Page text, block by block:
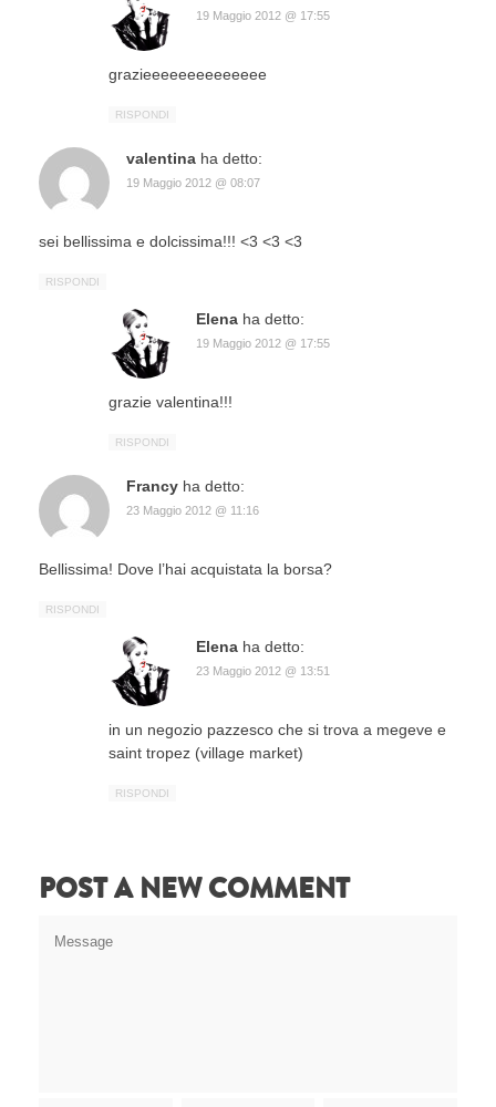
19 Maggio 2012 @ 17:55
grazieeeeeeeeeeeeee
RISPONDI
valentina ha detto:
19 Maggio 2012 @ 08:07
sei bellissima e dolcissima!!! <3 <3 <3
RISPONDI
Elena ha detto:
19 Maggio 2012 @ 17:55
grazie valentina!!!
RISPONDI
Francy ha detto:
23 Maggio 2012 @ 11:16
Bellissima! Dove l’hai acquistata la borsa?
RISPONDI
Elena ha detto:
23 Maggio 2012 @ 13:51
in un negozio pazzesco che si trova a megeve e
saint tropez (village market)
RISPONDI
POST A NEW COMMENT